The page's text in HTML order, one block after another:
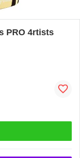
PRO 4rtists